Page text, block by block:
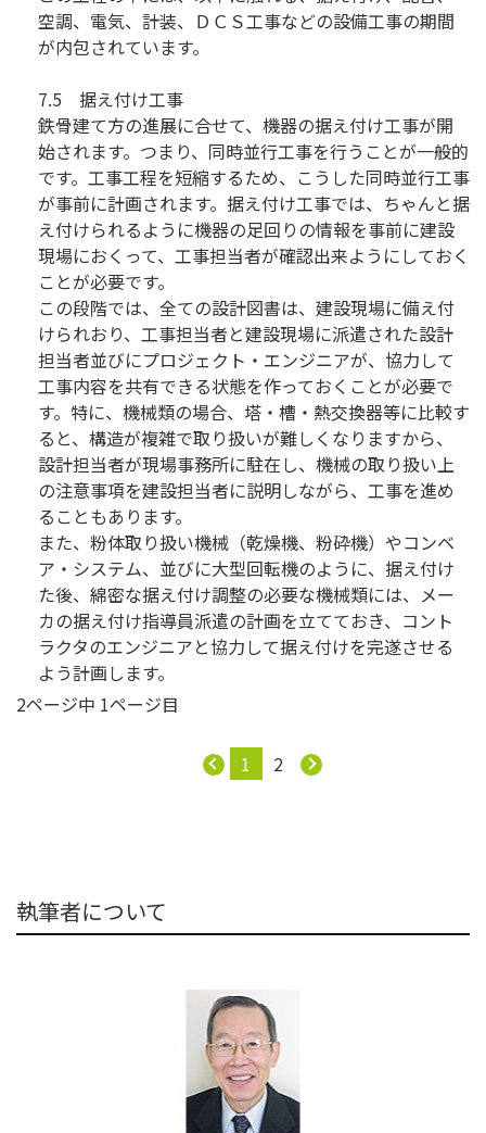
空調、電気、計装、ＤＣＳ工事などの設備工事の期間
が内包されています。
7.5 据え付け工事
鉄骨建て方の進展に合せて、機器の据え付け工事が開
始されます。つまり、同時並行工事を行うことが一般的
です。工事工程を短縮するため、こうした同時並行工事
が事前に計画されます。据え付け工事では、ちゃんと据
え付けられるように機器の足回りの情報を事前に建設
現場におくって、工事担当者が確認出来ようにしておく
ことが必要です。
この段階では、全ての設計図書は、建設現場に備え付
けられおり、工事担当者と建設現場に派遣された設計
担当者並びにプロジェクト・エンジニアが、協力して
工事内容を共有できる状態を作っておくことが必要で
す。特に、機械類の場合、塔・槽・熱交換器等に比較す
ると、構造が複雑で取り扱いが難しくなりますから、
設計担当者が現場事務所に駐在し、機械の取り扱い上
の注意事項を建設担当者に説明しながら、工事を進め
ることもあります。
また、粉体取り扱い機械（乾燥機、粉砕機）やコンベ
ア・システム、並びに大型回転機のように、据え付け
た後、綿密な据え付け調整の必要な機械類には、メー
カの据え付け指導員派遣の計画を立てておき、コント
ラクタのエンジニアと協力して据え付けを完遂させる
よう計画します。
2ページ中 1ページ目
1 2
執筆者について